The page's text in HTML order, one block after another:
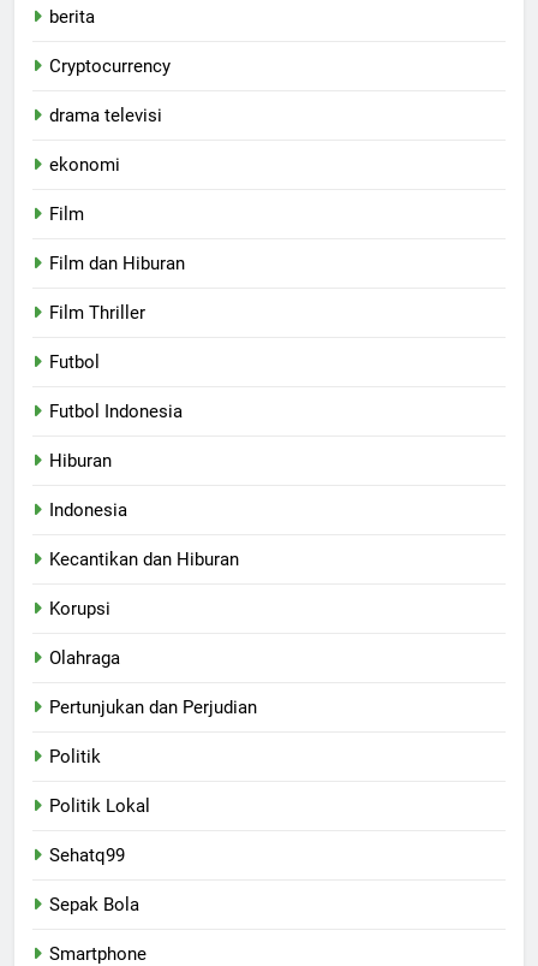
berita
Cryptocurrency
drama televisi
ekonomi
Film
Film dan Hiburan
Film Thriller
Futbol
Futbol Indonesia
Hiburan
Indonesia
Kecantikan dan Hiburan
Korupsi
Olahraga
Pertunjukan dan Perjudian
Politik
Politik Lokal
Sehatq99
Sepak Bola
Smartphone